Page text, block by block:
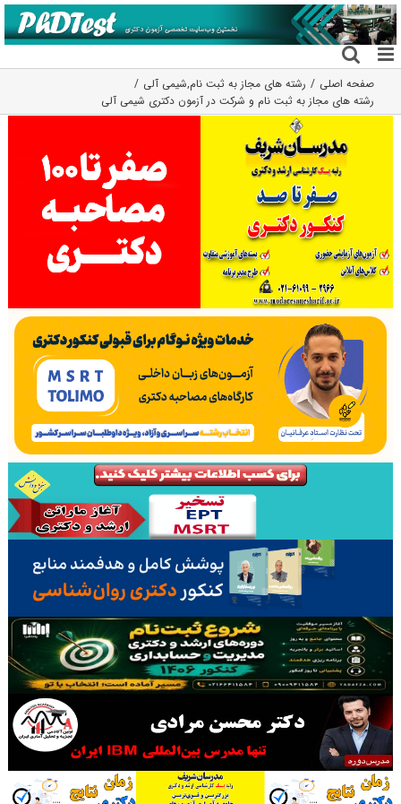
رفتن
به
محتوا
صفحه اصلی رشته های مجاز به ثبت نام,شیمی آلی
رشته های مجاز به ثبت نام و شرکت در آزمون دکتری شیمی آلی